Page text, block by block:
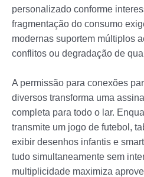
personalizado conforme
fragmentação do consumo
modernas suportem múltiplos
conflitos ou degradação de
A permissão para conexões
diversos transforma uma
completa para todo o lar.
transmite um jogo de futebol,
exibir desenhos infantis e
tudo simultaneamente sem
multiplicidade maximiza